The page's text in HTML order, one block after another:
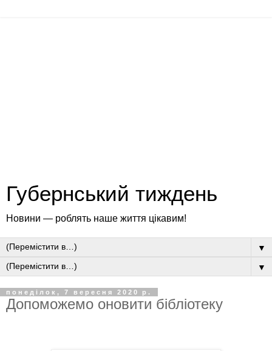
Губернський тиждень
Новини — роблять наше життя цікавим!
▼
▼
понеділок, 7 вересня 2020 р.
Допоможемо оновити бібліотеку